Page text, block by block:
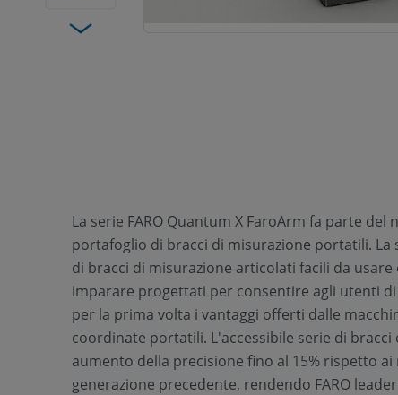
La serie FARO Quantum X FaroArm fa parte del
portafoglio di bracci di misurazione portatili. La
di bracci di misurazione articolati facili da usare
imparare progettati per consentire agli utenti
per la prima volta i vantaggi offerti dalle
coordinate portatili. L'accessibile serie di bracci
aumento della precisione fino al 15% rispetto ai
generazione precedente, rendendo FARO